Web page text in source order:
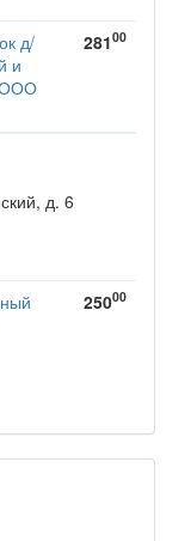
д/
и
ООО
28100
д. 6
25000